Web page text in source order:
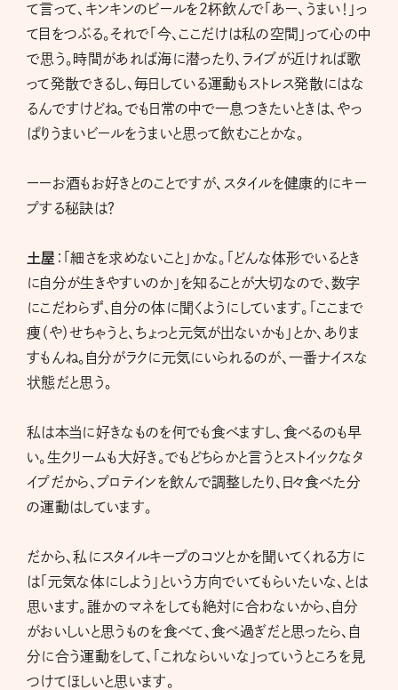
て言って、キンキンのビールを２杯飲んで「あー、うまい！」っ
て目をつぶる。それで「今、ここだけは私の空間」って心の中
で思う。時間があれば海に潜ったり、ライブが近ければ歌
って発散できるし、毎日している運動もストレス発散にはな
るんですけどね。でも日常の中で一息つきたいときは、やっ
ぱりうまいビールをうまいと思って飲むことかな。
ーーお酒もお好きとのことですが、スタイルを健康的にキー
プする秘訣は？
土屋 ：「細さを求めないこと」かな。「どんな体形でいるとき
に自分が生きやすいのか」を知ることが大切なので、数字
にこだわらず、自分の体に聞くようにしています。「ここまで
痩（や）せちゃうと、ちょっと元気が出ないかも」とか、ありま
すもんね。自分がラクに元気にいられるのが、一番ナイスな
状態だと思う。
私は本当に好きなものを何でも食べますし、食べるのも早
い。生クリームも大好き。でもどちらかと言うとストイックなタ
イプだから、プロテインを飲んで調整したり、日々食べた分
の運動はしています。
だから、私にスタイルキープのコツとかを聞いてくれる方に
は「元気な体にしよう」という方向でいてもらいたいな、とは
思います。誰かのマネをしても絶対に合わないから、自分
がおいしいと思うものを食べて、食べ過ぎだと思ったら、自
分に合う運動をして、「これならいいな」っていうところを見
つけてほしいと思います。